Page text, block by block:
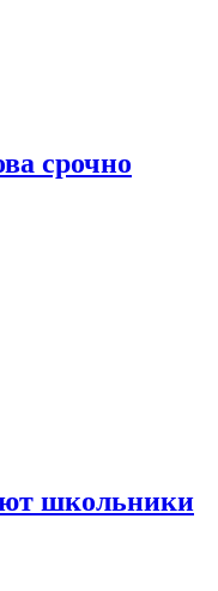
срочно
школьники